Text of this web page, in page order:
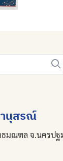
านุสรณ์
มณฑล จ.นครปฐ